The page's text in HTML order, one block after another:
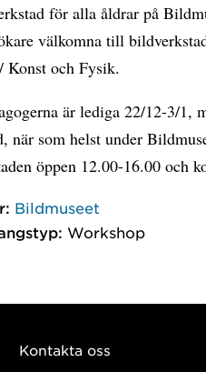
för alla åldrar på
välkomna till
Konst och Fysik.
är lediga 22/12-3/1,
när som helst under
öppen 12.00-16.00 och
Bildmuseet
Workshop
Kontakta oss